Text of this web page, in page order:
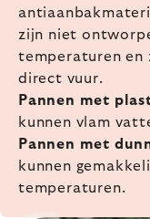
zijn niet
temperaturen en
direct vuur.
Pannen met
kunnen vlam
Pannen met
kunnen
temperaturen.